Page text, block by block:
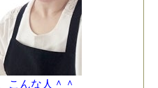
こんな人＾＾